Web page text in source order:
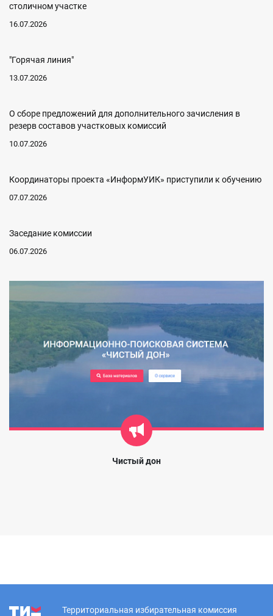
столичном участке
16.07.2026
"Горячая линия"
13.07.2026
О сборе предложений для дополнительного зачисления в
резерв составов участковых комиссий
10.07.2026
Координаторы проекта «ИнформУИК» приступили к обучению
07.07.2026
Заседание комиссии
06.07.2026
Чистый дон
Территориальная избирательная комиссия